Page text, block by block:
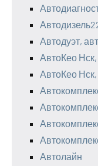
Автодуэт,
АвтоКео
АвтоКео
Автолайн